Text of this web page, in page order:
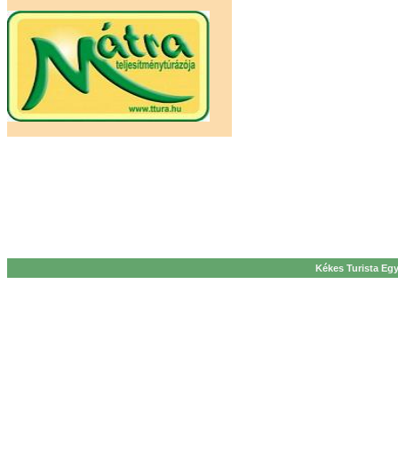
Kékes Turista